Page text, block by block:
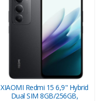
XIAOMI Redmi 15 6,9" Hybrid
Dual SIM 8GB/256GB,